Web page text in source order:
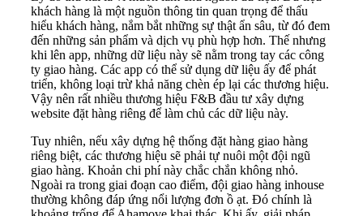
khách hàng là một nguồn thông tin quan trọng để thấu
hiểu khách hàng, nắm bắt những sự thật ẩn sâu, từ đó đem
đến những sản phẩm và dịch vụ phù hợp hơn. Thế nhưng
khi lên app, những dữ liệu này sẽ nằm trong tay các công
ty giao hàng. Các app có thể sử dụng dữ liệu ấy để phát
triển, không loại trừ khả năng chèn ép lại các thương hiệu.
Vậy nên rất nhiều thương hiệu F&B đầu tư xây dựng
website đặt hàng riêng để làm chủ các dữ liệu này.
Tuy nhiên, nếu xây dựng hệ thống đặt hàng giao hàng
riêng biệt, các thương hiệu sẽ phải tự nuôi một đội ngũ
giao hàng. Khoản chi phí này chắc chắn không nhỏ.
Ngoài ra trong giai đoạn cao điểm, đội giao hàng inhouse
thường không đáp ứng nổi lượng đơn ồ ạt. Đó chính là